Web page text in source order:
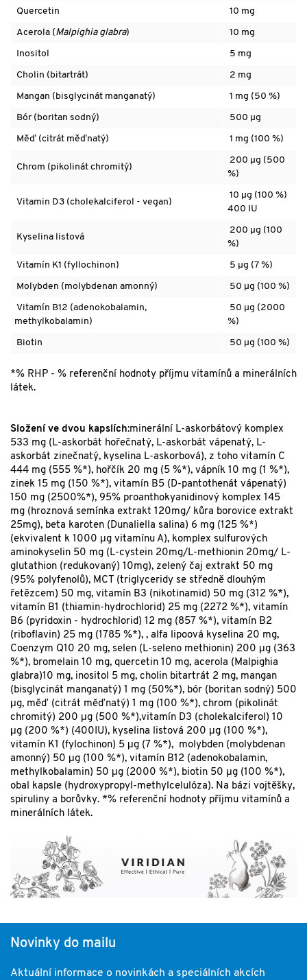
Quercetin 10 mg
Acerola (Malpighia glabra) 10 mg
Inositol 5 mg
Cholin (bitartrát) 2 mg
Mangan (bisglycinát manganatý) 1 mg (50 %)
Bór (boritan sodný) 500 µg
Měď (citrát měďnatý) 1 mg (100 %)
Chrom (pikolinát chromitý)
200 µg (500
%)
Vitamin D3 (cholekalciferol - vegan)
10 µg (100 %)
400 IU
Kyselina listová
200 µg (100
%)
Vitamín K1 (fyllochinon) 5 µg (7 %)
Molybden (molybdenan amonný) 50 µg (100 %)
Vitamín B12 (adenokobalamin,
methylkobalamin)
50 µg (2000
%)
Biotin 50 µg (100 %)
*% RHP - % referenční hodnoty příjmu vitamínů a minerálních
látek.
Složení ve dvou kapslích:minerální L-askorbátový komplex
533 mg (L-askorbát hořečnatý, L-askorbát vápenatý, L-
askorbát zinečnatý, kyselina L-askorbová), z toho vitamín C
444 mg (555 %*), hořčík 20 mg (5 %*), vápník 10 mg (1 %*),
zinek 15 mg (150 %*), vitamín B5 (D-pantothenát vápenatý)
150 mg (2500%*), 95% proanthokyanidinový komplex 145
mg (hroznová semínka extrakt 120mg/ kůra borovice extrakt
25mg), beta karoten (Dunaliella salina) 6 mg (125 %*)
(ekvivalent k 1000 μg vitamínu A), komplex sulfurových
aminokyselin 50 mg (L-cystein 20mg/L-methionin 20mg/ L-
glutathion (redukovaný) 10mg), zelený čaj extrakt 50 mg
(95% polyfenolů), MCT (triglyceridy se středně dlouhým
řetězcem) 50 mg, vitamín B3 (nikotinamid) 50 mg (312 %*),
vitamín B1 (thiamin-hydrochlorid) 25 mg (2272 %*), vitamín
B6 (pyridoxin - hydrochlorid) 12 mg (857 %*), vitamín B2
(riboflavin) 25 mg (1785 %*), , alfa lipoová kyselina 20 mg,
Coenzym Q10 20 mg, selen (L-seleno methionin) 200 μg (363
%*), bromelain 10 mg, quercetin 10 mg, acerola (Malpighia
glabra)10 mg, inositol 5 mg, cholin bitartrát 2 mg, mangan
(bisglycinát manganatý) 1 mg (50%*), bór (boritan sodný) 500
μg, měď (citrát měďnatý) 1 mg (100 %*), chrom (pikolinát
chromitý) 200 μg (500 %*),vitamín D3 (cholekalciferol) 10
μg (200 %*) (400IU), kyselina listová 200 μg (100 %*),
vitamín K1 (fylochinon) 5 μg (7 %*), molybden (molybdenan
amonný) 50 μg (100 %*), vitamín B12 (adenokobalamin,
methylkobalamin) 50 μg (2000 %*), biotin 50 μg (100 %*),
obal kapsle (hydroxypropyl-methylcelulóza). Na bázi vojtěšky,
spiruliny a borůvky. *% referenční hodnoty příjmu vitamínů a
minerálních látek.
Novinky do mailu
Aktuální informace o novinkách a speciálních akcích